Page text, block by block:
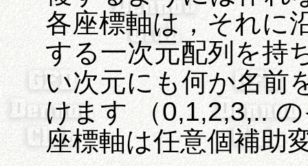
各座標軸は，それに
する一次元配列を持
い次元にも何か名前
けます （0,1,2,3,..
座標軸は任意個補助